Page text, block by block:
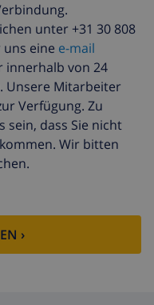
den
HOUR)
Gesamtsumme
unter +31 30 808
uns eine e-mail
innerhalb von 24
Unsere Mitarbeiter
Verfügung. Zu
sein, dass Sie nicht
Wir bitten
›